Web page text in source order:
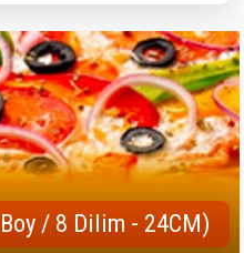
/ 8 Dilim - 24CM)